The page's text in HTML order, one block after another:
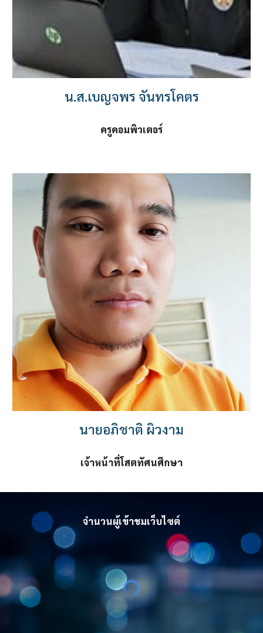
น.ส.เบญจพร จันทรโคตร
ครูคอมพิวเตอร์
นายอภิชาติ ผิวงาม
เจ้าหน้าที่โสตทัศนศึกษา
จำนวนผู้เข้าชมเว็บไซต์